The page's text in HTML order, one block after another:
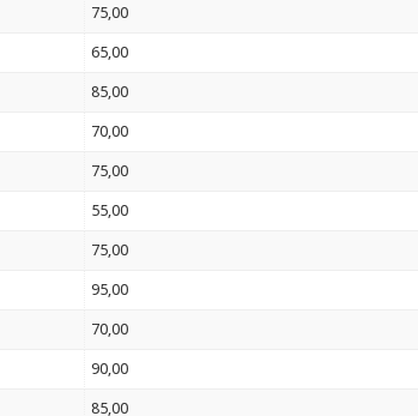
75,00
65,00
85,00
70,00
75,00
55,00
75,00
95,00
70,00
90,00
85,00